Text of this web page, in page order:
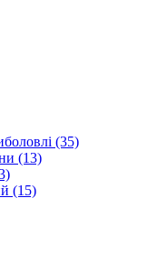
(35)
(13)
(15)